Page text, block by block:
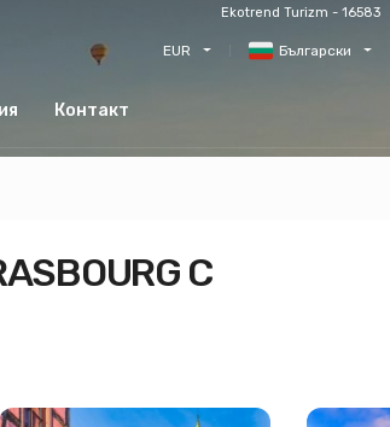
Ekotrend Turizm - 16583
EUR Български
Контакт
С